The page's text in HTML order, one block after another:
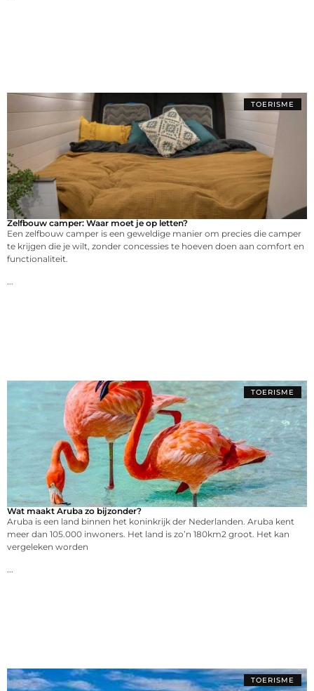
TOERISME
Zelfbouw camper: Waar moet je op letten?
Een zelfbouw camper is een geweldige manier om precies die camper
te krijgen die je wilt, zonder concessies te hoeven doen aan comfort en
functionaliteit.
...
TOERISME
Wat maakt Aruba zo bijzonder?
Aruba is een land binnen het koninkrijk der Nederlanden. Aruba kent
meer dan 105.000 inwoners. Het land is zo’n 180km2 groot. Het kan
vergeleken worden
...
TOERISME